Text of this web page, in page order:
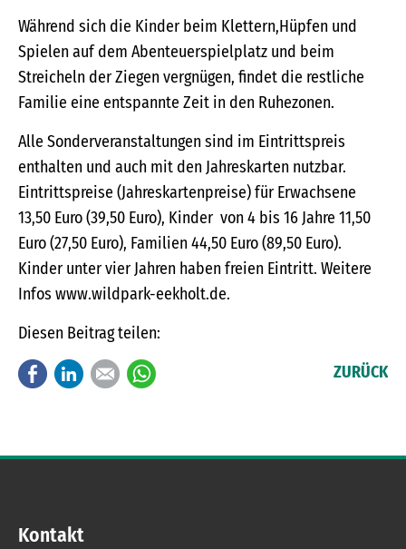
Während sich die Kinder beim Klettern,Hüpfen und
Spielen auf dem Abenteuerspielplatz und beim
Streicheln der Ziegen vergnügen, findet die restliche
Familie eine entspannte Zeit in den Ruhezonen.
Alle Sonderveranstaltungen sind im Eintrittspreis
enthalten und auch mit den Jahreskarten nutzbar.
Eintrittspreise (Jahreskartenpreise) für Erwachsene
13,50 Euro (39,50 Euro), Kinder von 4 bis 16 Jahre 11,50
Euro (27,50 Euro), Familien 44,50 Euro (89,50 Euro).
Kinder unter vier Jahren haben freien Eintritt. Weitere
Infos www.wildpark-eekholt.de.
Diesen Beitrag teilen:
FacebookLinkedInE-mail ZURÜCK
Kontakt